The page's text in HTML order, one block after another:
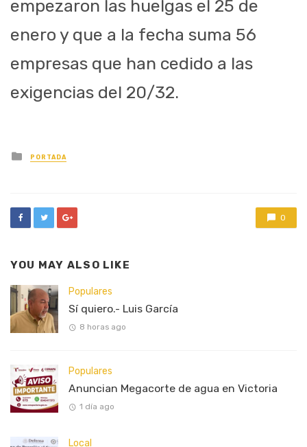
empezaron las huelgas el 25 de
enero y que a la fecha suma 56
empresas que han cedido a las
exigencias del 20/32.
Posted
in
PORTADA
0
YOU MAY ALSO LIKE
Populares
Sí quiero.- Luis García
8 horas ago
Populares
Anuncian Megacorte de agua en Victoria
1 día ago
Local